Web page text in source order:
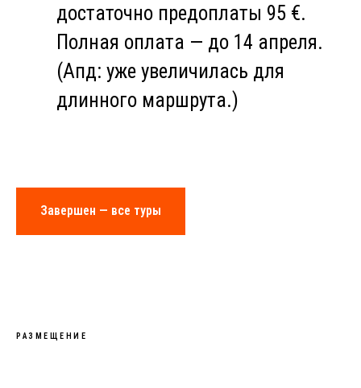
достаточно предоплаты 95 €.
Полная оплата — до 14 апреля.
(Апд: уже увеличилась для
длинного маршрута.)
Завершен — все туры
РАЗМЕЩЕНИЕ